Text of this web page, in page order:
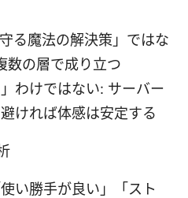
る魔法の解決策」ではな
数の層で成り立つ
わけではない: サーバー
ければ体感は安定する
い勝手が良い」「スト